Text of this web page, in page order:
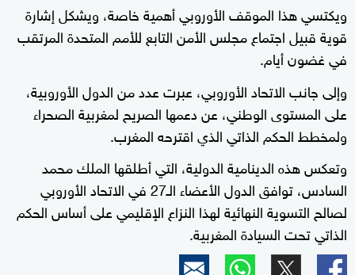
ويكتسي هذا الموقف الأوروبي أهمية خاصة، ويشكل إشارة
قوية قبيل اجتماع مجلس الأمن التابع للأمم المتحدة المرتقب
في غضون أيام.
وإلى جانب الاتحاد الأوروبي، عبرت عدد من الدول الأوروبية،
على المستوى الوطني، عن دعمها الصريح لمغربية الصحراء
ولمخطط الحكم الذاتي الذي اقترحه المغرب.
وتعكس هذه الدينامية الدولية، التي أطلقها الملك محمد
السادس، توافق الدول الأعضاء الـ27 في الاتحاد الأوروبي
لصالح التسوية النهائية لهذا النزاع الإقليمي على أساس الحكم
الذاتي تحت السيادة المغربية.